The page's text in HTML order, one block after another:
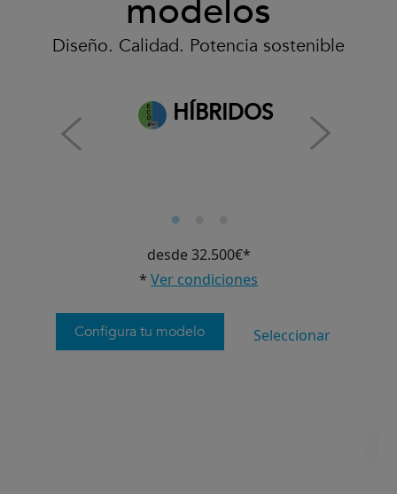
modelos
Diseño. Calidad. Potencia sostenible
HÍBRIDOS
desde 32.500€*
* Ver condiciones
Configura tu modelo Seleccionar